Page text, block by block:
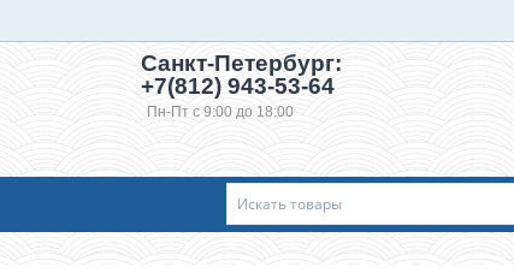
Санкт-Петербург:
+7(812) 943-53-64
Пн-Пт с 9:00 до 18:00